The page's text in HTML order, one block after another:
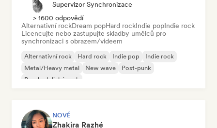
Supervizor Synchronizace
> 1600 odpovědí
Alternativní rockDream popHard rockIndie popIndie rock
Licencujte nebo zastupujte skladby umělců pro
synchronizaci s obrazem/videem
Alternativní rock Hard rock Indie pop
Indie rock
Metal/Heavy metal
New wave
Post-punk
Psychedelický rock
NOVÉ
Zhakira Razhé